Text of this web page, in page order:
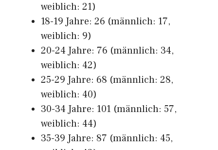
weiblich: 21)
18-19 Jahre: 26 (männlich: 17,
weiblich: 9)
20-24 Jahre: 76 (männlich: 34,
weiblich: 42)
25-29 Jahre: 68 (männlich: 28,
weiblich: 40)
30-34 Jahre: 101 (männlich: 57,
weiblich: 44)
35-39 Jahre: 87 (männlich: 45,